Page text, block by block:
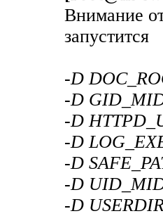
Внимание
запустится
-D
-D
-D
-D
-D
-D
-D